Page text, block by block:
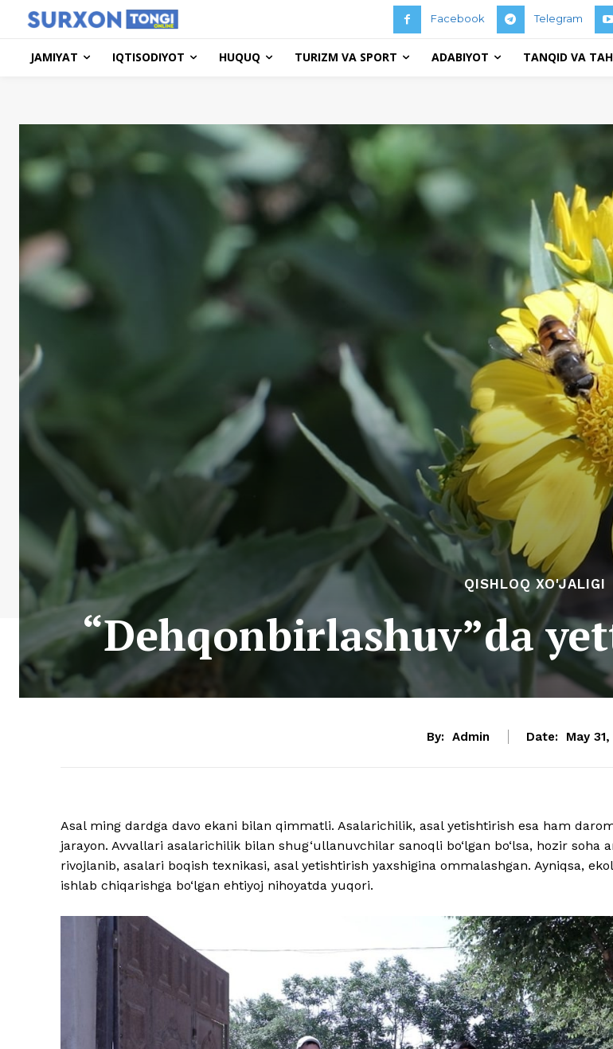
Facebook Telegram
JAMIYAT IQTISODIYOT HUQUQ TURIZM VA SPORT ADABIYOT TANQID VA
QISHLOQ XO'JALIGI
“Dehqonbirlashuv”da
By: Admin Date: May
Asal ming dardga davo ekani bilan qimmatli. Asalarichilik, asal yetishtirish esa ham
jarayon. Avvallari asalarichilik bilan shug‘ullanuvchilar sanoqli bo‘lgan bo‘lsa, hozir soha
rivojlanib, asalari boqish texnikasi, asal yetishtirish yaxshigina ommalashgan. Ayniqsa,
ishlab chiqarishga bo‘lgan ehtiyoj nihoyatda yuqori.